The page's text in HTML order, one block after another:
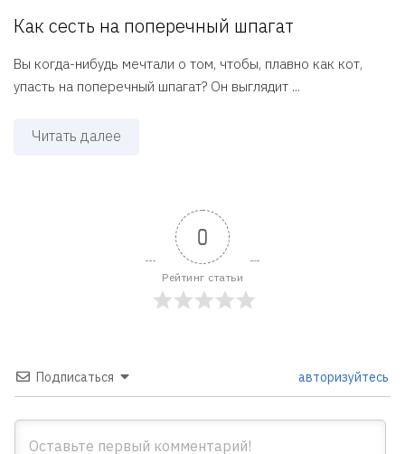
Как сесть на поперечный шпагат
Вы когда-нибудь мечтали о том, чтобы, плавно как кот,
упасть на поперечный шпагат? Он выглядит ...
Читать далее
0
Рейтинг статьи
Подписаться авторизуйтесь